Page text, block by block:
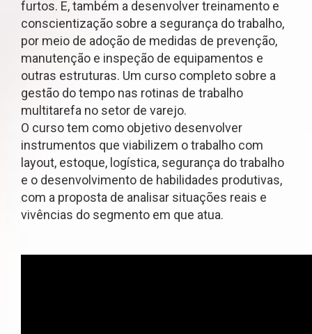
furtos. E, também a desenvolver treinamento e
conscientização sobre a segurança do trabalho,
por meio de adoção de medidas de prevenção,
manutenção e inspeção de equipamentos e
outras estruturas. Um curso completo sobre a
gestão do tempo nas rotinas de trabalho
multitarefa no setor de varejo.
O curso tem como objetivo desenvolver
instrumentos que viabilizem o trabalho com
layout, estoque, logística, segurança do trabalho
e o desenvolvimento de habilidades produtivas,
com a proposta de analisar situações reais e
vivências do segmento em que atua.